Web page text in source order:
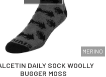
MERINO
DAILY SOCK WOOLLY
BUGGER MOSS